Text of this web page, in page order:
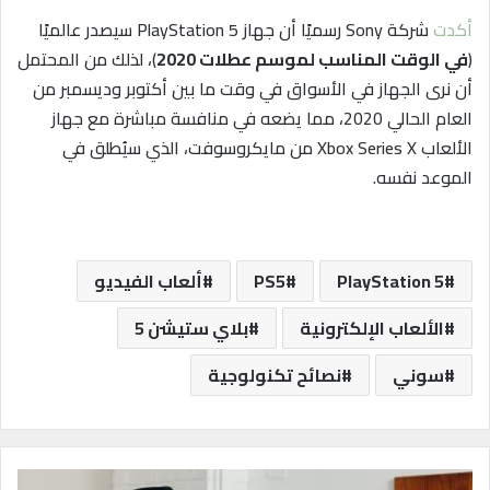
أكدت
شركة Sony رسميًا أن جهاز PlayStation 5 سيصدر عالميًا
(في الوقت المناسب لموسم عطلات 2020
)، لذلك من المحتمل
أن نرى الجهاز في الأسواق في وقت ما بين أكتوبر وديسمبر من
العام الحالي 2020، مما يضعه في منافسة مباشرة مع جهاز
الألعاب Xbox Series X من مايكروسوفت، الذي سيُطلق في
الموعد نفسه.
PlayStation 5
PS5
ألعاب الفيديو
الألعاب الإلكترونية
بلاي ستيشن 5
سوني
نصائح تكنولوجية
ع